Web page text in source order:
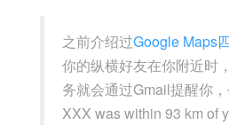
之前介绍过Google Maps
你的纵横好友在你附近时
务就会通过Gmail提醒你
XXX was within 93 km of